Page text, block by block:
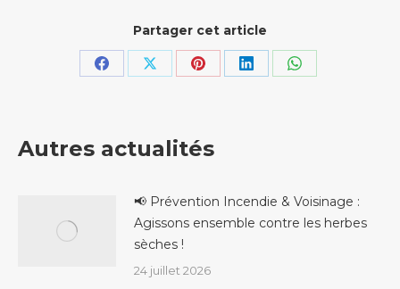
Partager cet article
PartagerPartagerPartagerPartagerPartager
Autres actualités
📢 Prévention Incendie & Voisinage :
Agissons ensemble contre les herbes
sèches !
24 juillet 2026